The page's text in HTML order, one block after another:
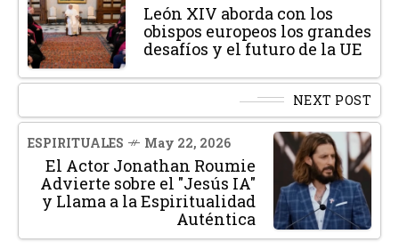
León XIV aborda con los
obispos europeos los grandes
desafíos y el futuro de la UE
NEXT POST
ESPIRITUALES May 22, 2026
El Actor Jonathan Roumie
Advierte sobre el "Jesús IA"
y Llama a la Espiritualidad
Auténtica